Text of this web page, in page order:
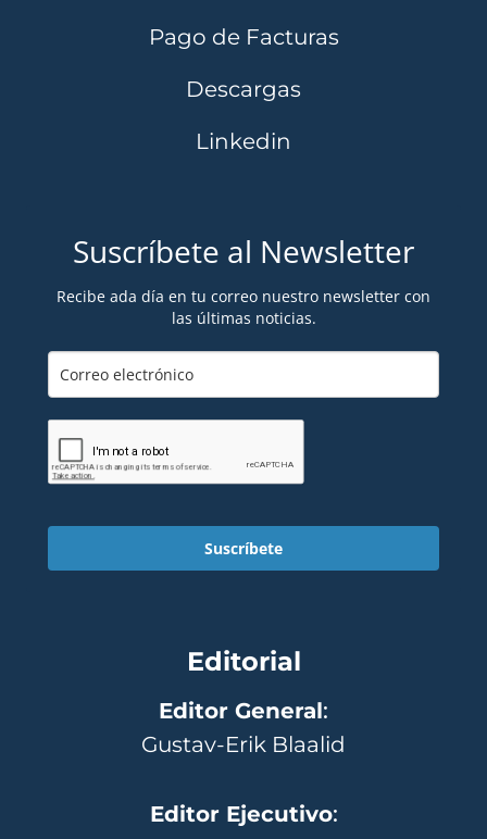
Pago de Facturas
Descargas
Linkedin
Suscríbete al Newsletter
Recibe ada día en tu correo nuestro newsletter con
las últimas noticias.
Suscríbete
Editorial
Editor General:
Gustav-Erik Blaalid
Editor Ejecutivo: